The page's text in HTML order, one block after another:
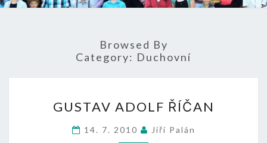
Browsed By
Category: Duchovní
ADOLF
ŘÍČAN
GUSTAV ADOLF ŘÍČAN
14. 7. 2010 Jiří Palán